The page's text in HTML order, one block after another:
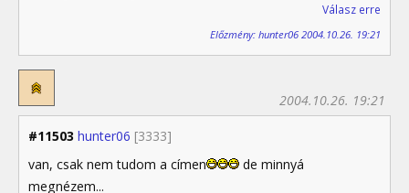
Válasz erre
Előzmény: hunter06 2004.10.26. 19:21
#11503 hunter06 [3333]
2004.10.26. 19:21
van, csak nem tudom a címen
de minnyá
megnézem...